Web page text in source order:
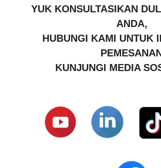
YUK KONSULTASIKAN
ANDA,
HUBUNGI KAMI UNTUK
KUNJUNGI MEDIA